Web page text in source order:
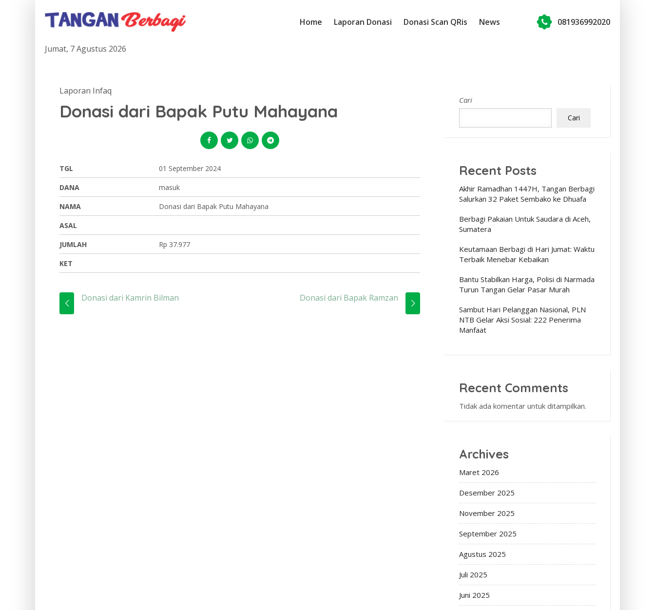
Home Laporan Donasi Donasi Scan QRis News 081936992020
Jumat, 7 Agustus 2026
Laporan Infaq
Donasi dari Bapak Putu Mahayana
TGL 01 September 2024
DANA masuk
NAMA Donasi dari Bapak Putu Mahayana
ASAL
JUMLAH Rp 37.977
KET
Donasi dari Kamrin Bilman Donasi dari Bapak Ramzan
Cari
Cari
Recent Posts
Akhir Ramadhan 1447H, Tangan Berbagi
Salurkan 32 Paket Sembako ke Dhuafa
Berbagi Pakaian Untuk Saudara di Aceh,
Sumatera
Keutamaan Berbagi di Hari Jumat: Waktu
Terbaik Menebar Kebaikan
Bantu Stabilkan Harga, Polisi di Narmada
Turun Tangan Gelar Pasar Murah
Sambut Hari Pelanggan Nasional, PLN
NTB Gelar Aksi Sosial: 222 Penerima
Manfaat
Recent Comments
Tidak ada komentar untuk ditampilkan.
Archives
Maret 2026
Desember 2025
November 2025
September 2025
Agustus 2025
Juli 2025
Juni 2025